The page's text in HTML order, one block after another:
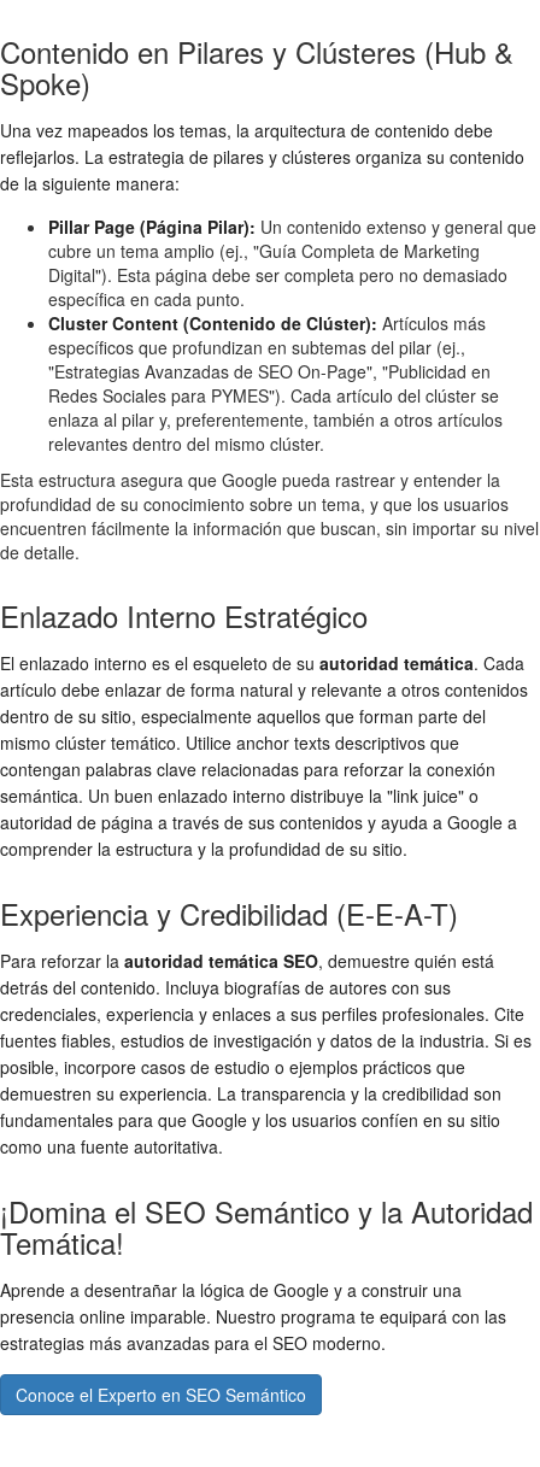
Contenido en Pilares y Clústeres (Hub &
Spoke)
Una vez mapeados los temas, la arquitectura de contenido debe
reflejarlos. La estrategia de pilares y clústeres organiza su contenido
de la siguiente manera:
Pillar Page (Página Pilar): Un contenido extenso y general que
cubre un tema amplio (ej., "Guía Completa de Marketing
Digital"). Esta página debe ser completa pero no demasiado
específica en cada punto.
Cluster Content (Contenido de Clúster): Artículos más
específicos que profundizan en subtemas del pilar (ej.,
"Estrategias Avanzadas de SEO On-Page", "Publicidad en
Redes Sociales para PYMES"). Cada artículo del clúster se
enlaza al pilar y, preferentemente, también a otros artículos
relevantes dentro del mismo clúster.
Esta estructura asegura que Google pueda rastrear y entender la
profundidad de su conocimiento sobre un tema, y que los usuarios
encuentren fácilmente la información que buscan, sin importar su nivel
de detalle.
Enlazado Interno Estratégico
El enlazado interno es el esqueleto de su autoridad temática. Cada
artículo debe enlazar de forma natural y relevante a otros contenidos
dentro de su sitio, especialmente aquellos que forman parte del
mismo clúster temático. Utilice anchor texts descriptivos que
contengan palabras clave relacionadas para reforzar la conexión
semántica. Un buen enlazado interno distribuye la "link juice" o
autoridad de página a través de sus contenidos y ayuda a Google a
comprender la estructura y la profundidad de su sitio.
Experiencia y Credibilidad (E-E-A-T)
Para reforzar la autoridad temática SEO, demuestre quién está
detrás del contenido. Incluya biografías de autores con sus
credenciales, experiencia y enlaces a sus perfiles profesionales. Cite
fuentes fiables, estudios de investigación y datos de la industria. Si es
posible, incorpore casos de estudio o ejemplos prácticos que
demuestren su experiencia. La transparencia y la credibilidad son
fundamentales para que Google y los usuarios confíen en su sitio
como una fuente autoritativa.
¡Domina el SEO Semántico y la Autoridad
Temática!
Aprende a desentrañar la lógica de Google y a construir una
presencia online imparable. Nuestro programa te equipará con las
estrategias más avanzadas para el SEO moderno.
Conoce el Experto en SEO Semántico